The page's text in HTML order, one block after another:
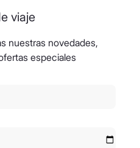
viaje
nuestras novedades,
especiales